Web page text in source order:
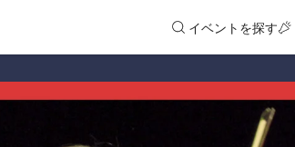
イベントを探す